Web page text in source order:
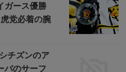
ガース優勝
党必着の腕
チズンのア
バのサーフ